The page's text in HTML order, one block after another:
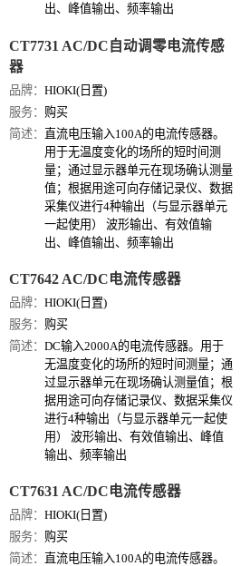
出、峰值输出、频率输出
CT7731 AC/DC自动调零电流传感
器
品牌：HIOKI(日置)
服务： 购买
简述： 直流电压输入100A的电流传感器。
用于无温度变化的场所的短时间测
量；通过显示器单元在现场确认测量
值；根据用途可向存储记录仪、数据
采集仪进行4种输出（与显示器单元
一起使用） 波形输出、有效值输
出、峰值输出、频率输出
CT7642 AC/DC电流传感器
品牌：HIOKI(日置)
服务： 购买
简述：DC输入2000A的电流传感器。用于
无温度变化的场所的短时间测量；通
过显示器单元在现场确认测量值；根
据用途可向存储记录仪、数据采集仪
进行4种输出（与显示器单元一起使
用） 波形输出、有效值输出、峰值
输出、频率输出
CT7631 AC/DC电流传感器
品牌：HIOKI(日置)
服务： 购买
简述： 直流电压输入100A的电流传感器。